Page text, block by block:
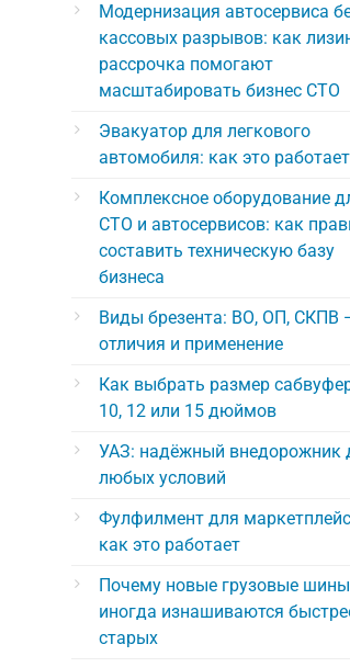
Модернизация автосервиса
кассовых разрывов: как
рассрочка помогают
масштабировать бизнес СТО
Эвакуатор для легкового
автомобиля: как это работает
Комплексное оборудование
СТО и автосервисов: как
составить техническую базу
бизнеса
Виды брезента: ВО, ОП, СКПВ
отличия и применение
Как выбрать размер
10, 12 или 15 дюймов
УАЗ: надёжный внедорожник
любых условий
Фулфилмент для
как это работает
Почему новые грузовые шины
иногда изнашиваются
старых